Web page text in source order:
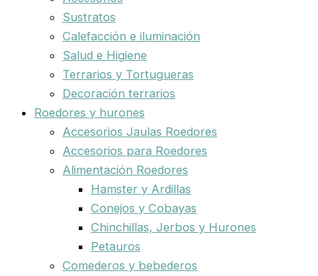
Sustratos
Calefacción e iluminación
Salud e Higiene
Terrarios y Tortugueras
Decoración terrarios
Roedores y hurones
Accesorios Jaulas Roedores
Accesorios para Roedores
Alimentación Roedores
Hamster y Ardillas
Conejos y Cobayas
Chinchillas, Jerbos y Hurones
Petauros
Comederos y bebederos